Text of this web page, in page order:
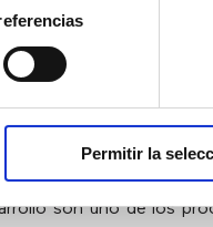
Permitir la
avanzadas, sino
para trabajar
de
son uno de los